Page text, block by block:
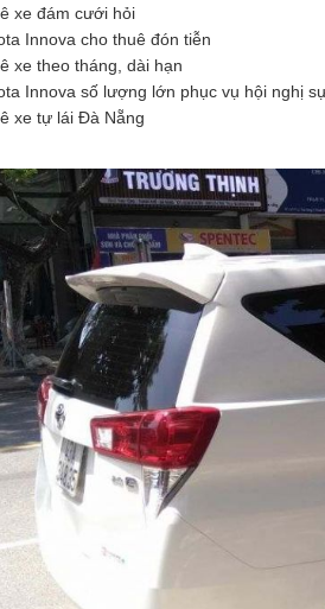
xe đám cưới hỏi
Innova cho thuê đón tiễn
xe theo tháng, dài hạn
Innova số lượng lớn phục vụ hội nghị
xe tự lái Đà Nẵng